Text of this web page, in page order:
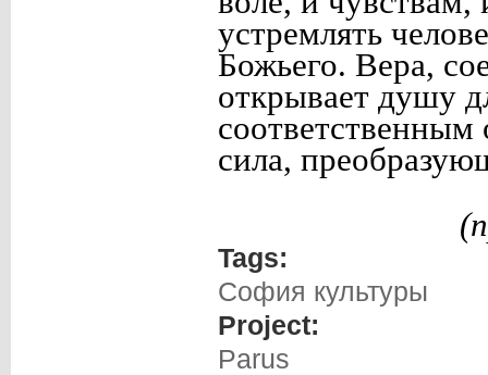
устремлять
Божьего. Вера,
открывает душу
соответственным
сила,
Tags:
София культуры
Project:
Parus